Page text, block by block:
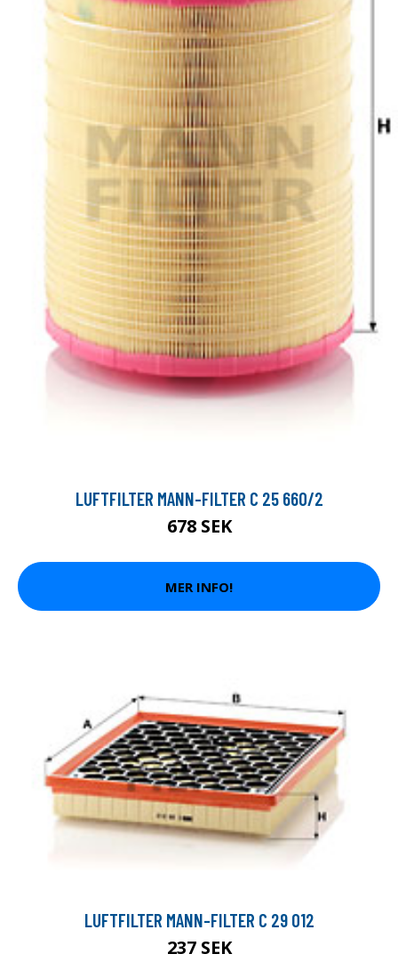
LUFTFILTER MANN-FILTER C 25 660/2
678 SEK
MER INFO!
LUFTFILTER MANN-FILTER C 29 012
237 SEK